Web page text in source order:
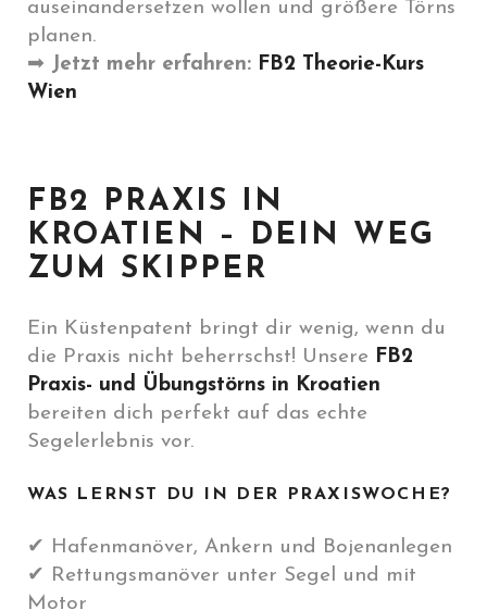
auseinandersetzen wollen und größere Törns
planen.
➡ Jetzt mehr erfahren: FB2 Theorie-Kurs
Wien
FB2 PRAXIS IN
KROATIEN – DEIN WEG
ZUM SKIPPER
Ein Küstenpatent bringt dir wenig, wenn du
die Praxis nicht beherrschst! Unsere FB2
Praxis- und Übungstörns in Kroatien
bereiten dich perfekt auf das echte
Segelerlebnis vor.
WAS LERNST DU IN DER PRAXISWOCHE?
✔ Hafenmanöver, Ankern und Bojenanlegen
✔ Rettungsmanöver unter Segel und mit
Motor